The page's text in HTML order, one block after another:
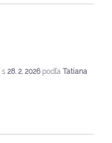
s 28. 2. 2026 podľa Tatiana